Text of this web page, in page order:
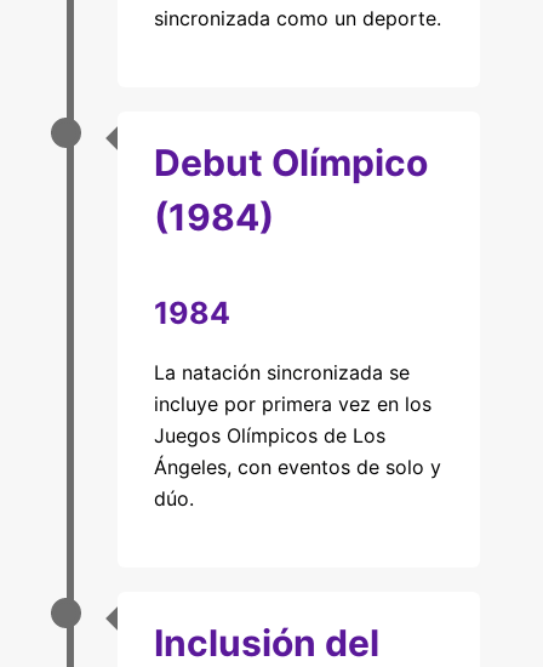
sincronizada como un deporte.
Debut Olímpico
(1984)
1984
La natación sincronizada se
incluye por primera vez en los
Juegos Olímpicos de Los
Ángeles, con eventos de solo y
dúo.
Inclusión del